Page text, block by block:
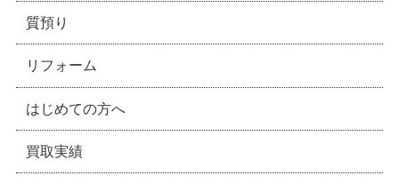
質預り
リフォーム
はじめての方へ
買取実績